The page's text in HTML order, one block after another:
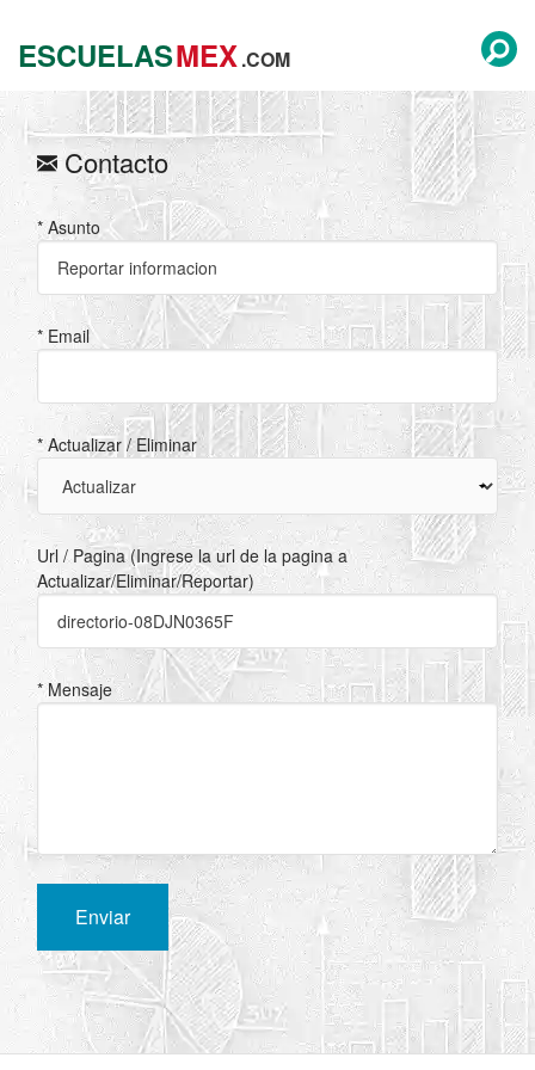
ESCUELASMEX.COM
Contacto
* Asunto
* Email
* Actualizar / Eliminar
Url / Pagina (Ingrese la url de la pagina a
Actualizar/Eliminar/Reportar)
* Mensaje
Enviar